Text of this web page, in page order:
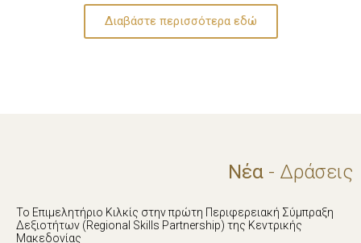
Διαβάστε περισσότερα εδώ
Νέα - Δράσεις
Το Επιμελητήριο Κιλκίς στην πρώτη Περιφερειακή Σύμπραξη
Δεξιοτήτων (Regional Skills Partnership) της Κεντρικής
Μακεδονίας